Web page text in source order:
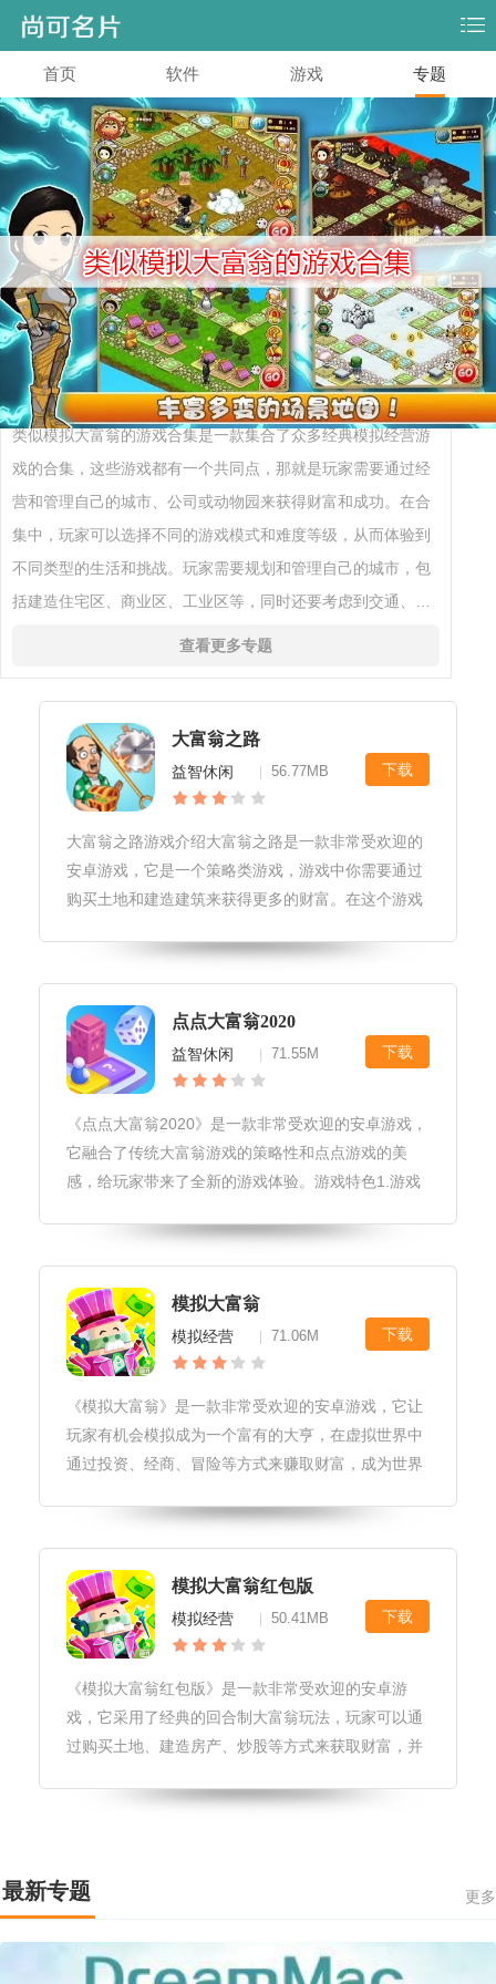
首页 软件 游戏 专题
类似模拟大富翁的游戏合集 导言
类似模拟大富翁的游戏合集是一款集合了众多经典模拟经营游
戏的合集，这些游戏都有一个共同点，那就是玩家需要通过经
营和管理自己的城市、公司或动物园来获得财富和成功。在合
集中，玩家可以选择不同的游戏模式和难度等级，从而体验到
不同类型的生活和挑战。玩家需要规划和管理自己的城市，包
括建造住宅区、商业区、工业区等，同时还要考虑到交通、环
境等问题，包括建造设施、吸引顾客等。
查看更多专题
大富翁之路
益智休闲 56.77MB 下载
大富翁之路游戏介绍大富翁之路是一款非常受欢迎的
安卓游戏，它是一个策略类游戏，游戏中你需要通过
购买土地和建造建筑来获得更多的财富。在这个游戏
的财富，成为最终的大富翁。游戏更新1.增加了新的
地图和土地类型，让游戏更加丰
点点大富翁2020
益智休闲 71.55M 下载
《点点大富翁2020》是一款非常受欢迎的安卓游戏，
它融合了传统大富翁游戏的策略性和点点游戏的美
感，给玩家带来了全新的游戏体验。游戏特色1.游戏
生动，让人忍俊不禁。2.游戏机制创新，结合了传统
大富翁游戏的玩法和点点游
模拟大富翁
模拟经营 71.06M 下载
《模拟大富翁》是一款非常受欢迎的安卓游戏，它让
玩家有机会模拟成为一个富有的大亨，在虚拟世界中
通过投资、经商、冒险等方式来赚取财富，成为世界
戏中包含了各种不同的场景和关卡，每个场景和关卡
都有独特的特点和挑战。2.多
模拟大富翁红包版
模拟经营 50.41MB 下载
《模拟大富翁红包版》是一款非常受欢迎的安卓游
戏，它采用了经典的回合制大富翁玩法，玩家可以通
过购买土地、建造房产、炒股等方式来获取财富，并
争。游戏优势1.精美的游戏画面：游戏画面非常精
最新专题 更多